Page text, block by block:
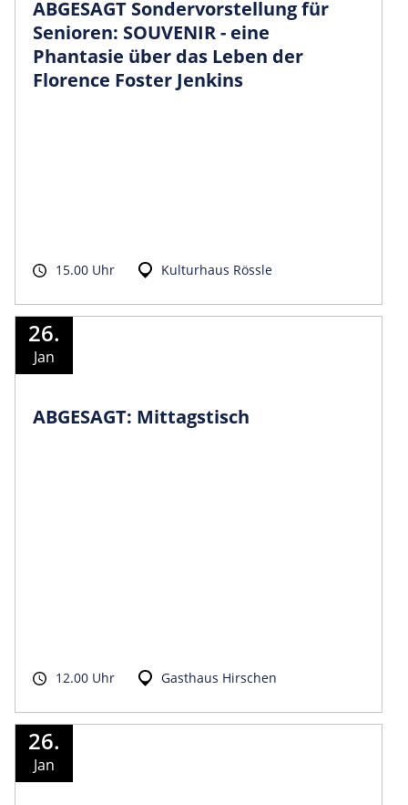
ABGESAGT Sondervorstellung für
Senioren: SOUVENIR - eine
Phantasie über das Leben der
Florence Foster Jenkins
15.00 Uhr Kulturhaus Rössle
26.
Jan
ABGESAGT: Mittagstisch
12.00 Uhr Gasthaus Hirschen
26.
Jan